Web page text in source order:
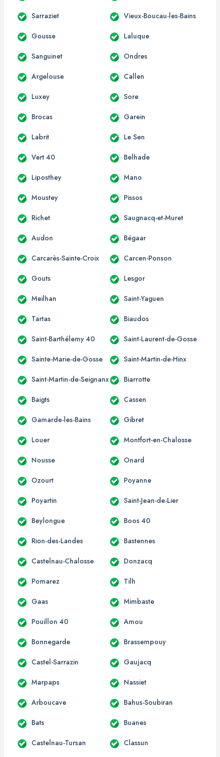
Sarraziet Vieux-Boucau-les-Bains
Gousse Laluque
Sanguinet Ondres
Argelouse Callen
Luxey Sore
Brocas Garein
Labrit Le Sen
Vert 40 Belhade
Liposthey Mano
Moustey Pissos
Richet Saugnacq-et-Muret
Audon Bégaar
Carcarès-Sainte-Croix Carcen-Ponson
Gouts Lesgor
Meilhan Saint-Yaguen
Tartas Biaudos
Saint-Barthélemy 40 Saint-Laurent-de-Gosse
Sainte-Marie-de-Gosse Saint-Martin-de-Hinx
Saint-Martin-de-Seignanx Biarrotte
Baigts Cassen
Gamarde-les-Bains Gibret
Louer Montfort-en-Chalosse
Nousse Onard
Ozourt Poyanne
Poyartin Saint-Jean-de-Lier
Beylongue Boos 40
Rion-des-Landes Bastennes
Castelnau-Chalosse Donzacq
Pomarez Tilh
Gaas Mimbaste
Pouillon 40 Amou
Bonnegarde Brassempouy
Castel-Sarrazin Gaujacq
Marpaps Nassiet
Arboucave Bahus-Soubiran
Bats Buanes
Castelnau-Tursan Classun